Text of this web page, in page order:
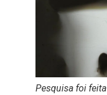
Pesquisa foi